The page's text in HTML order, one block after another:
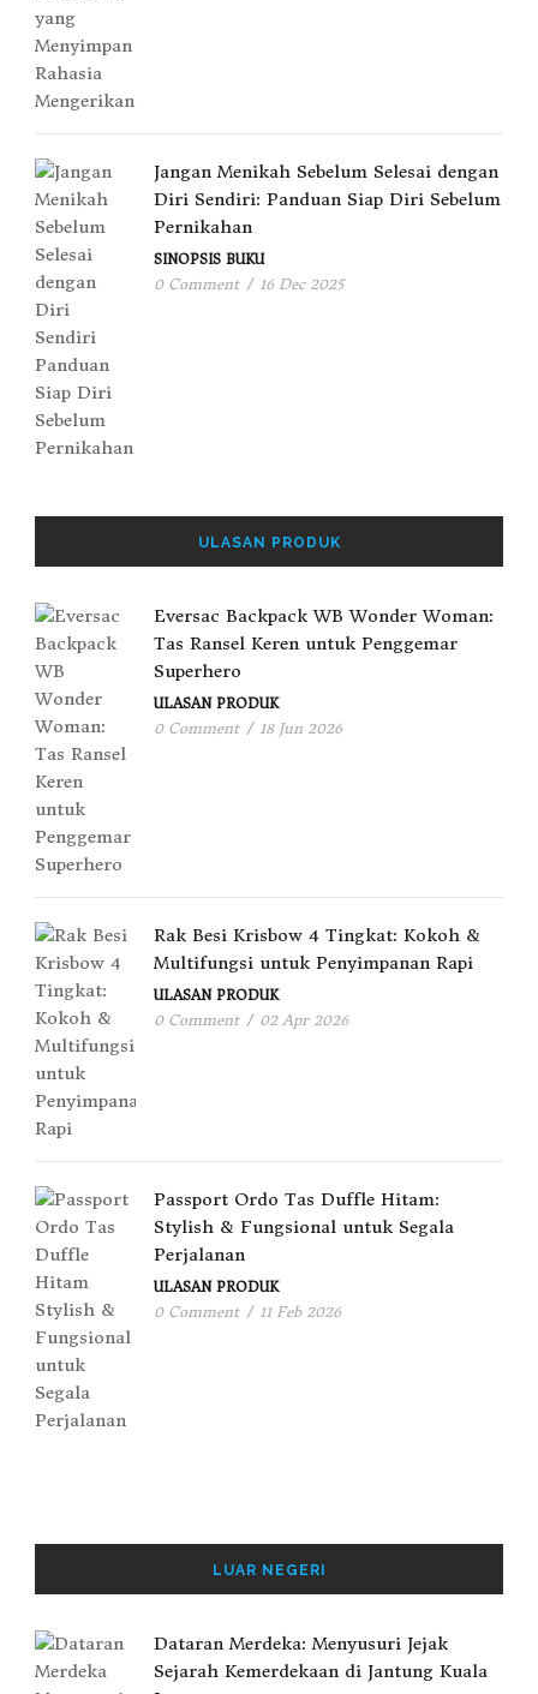
Jangan Menikah Sebelum Selesai dengan
Diri Sendiri: Panduan Siap Diri Sebelum
Pernikahan
SINOPSIS BUKU
0 Comment / 16 Dec 2025
ULASAN PRODUK
Eversac Backpack WB Wonder Woman:
Tas Ransel Keren untuk Penggemar
Superhero
ULASAN PRODUK
0 Comment / 18 Jun 2026
Rak Besi Krisbow 4 Tingkat: Kokoh &
Multifungsi untuk Penyimpanan Rapi
ULASAN PRODUK
0 Comment / 02 Apr 2026
Passport Ordo Tas Duffle Hitam:
Stylish & Fungsional untuk Segala
Perjalanan
ULASAN PRODUK
0 Comment / 11 Feb 2026
LUAR NEGERI
Dataran Merdeka: Menyusuri Jejak
Sejarah Kemerdekaan di Jantung Kuala